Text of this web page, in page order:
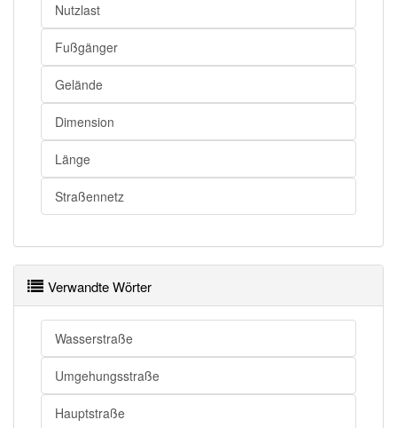
Nutzlast
Fußgänger
Gelände
Dimension
Länge
Straßennetz
Verwandte Wörter
Wasserstraße
Umgehungsstraße
Hauptstraße